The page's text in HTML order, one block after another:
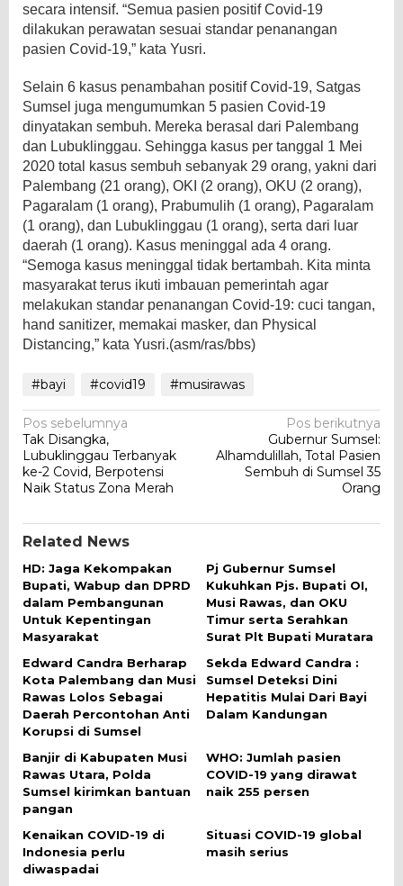
secara intensif. “Semua pasien positif Covid-19
dilakukan perawatan sesuai standar penanangan
pasien Covid-19,” kata Yusri.
Selain 6 kasus penambahan positif Covid-19, Satgas
Sumsel juga mengumumkan 5 pasien Covid-19
dinyatakan sembuh. Mereka berasal dari Palembang
dan Lubuklinggau. Sehingga kasus per tanggal 1 Mei
2020 total kasus sembuh sebanyak 29 orang, yakni dari
Palembang (21 orang), OKI (2 orang), OKU (2 orang),
Pagaralam (1 orang), Prabumulih (1 orang), Pagaralam
(1 orang), dan Lubuklinggau (1 orang), serta dari luar
daerah (1 orang). Kasus meninggal ada 4 orang.
“Semoga kasus meninggal tidak bertambah. Kita minta
masyarakat terus ikuti imbauan pemerintah agar
melakukan standar penanangan Covid-19: cuci tangan,
hand sanitizer, memakai masker, dan Physical
Distancing,” kata Yusri.(asm/ras/bbs)
#bayi #covid19 #musirawas
Navigasi
pos
Pos sebelumnya
Tak Disangka,
Lubuklinggau Terbanyak
ke-2 Covid, Berpotensi
Naik Status Zona Merah
Pos berikutnya
Gubernur Sumsel:
Alhamdulillah, Total Pasien
Sembuh di Sumsel 35
Orang
Related News
HD: Jaga Kekompakan
Bupati, Wabup dan DPRD
dalam Pembangunan
Untuk Kepentingan
Masyarakat
Pj Gubernur Sumsel
Kukuhkan Pjs. Bupati OI,
Musi Rawas, dan OKU
Timur serta Serahkan
Surat Plt Bupati Muratara
Edward Candra Berharap
Kota Palembang dan Musi
Rawas Lolos Sebagai
Daerah Percontohan Anti
Korupsi di Sumsel
Sekda Edward Candra :
Sumsel Deteksi Dini
Hepatitis Mulai Dari Bayi
Dalam Kandungan
Banjir di Kabupaten Musi
Rawas Utara, Polda
Sumsel kirimkan bantuan
pangan
WHO: Jumlah pasien
COVID-19 yang dirawat
naik 255 persen
Kenaikan COVID-19 di
Indonesia perlu
diwaspadai
Situasi COVID-19 global
masih serius